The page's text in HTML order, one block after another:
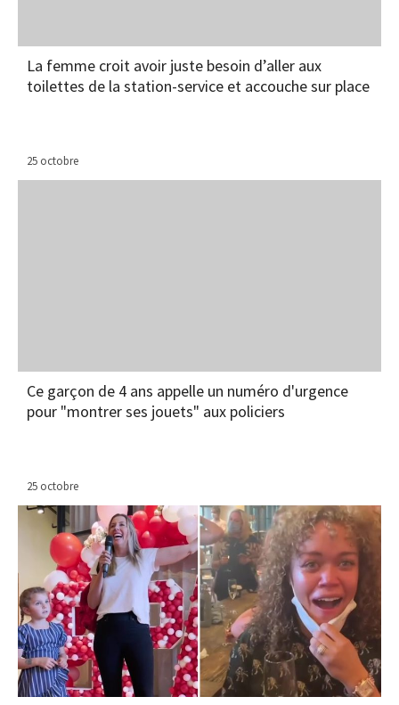
La femme croit avoir juste besoin d’aller aux
toilettes de la station-service et accouche sur place
25 octobre
Ce garçon de 4 ans appelle un numéro d'urgence
pour "montrer ses jouets" aux policiers
25 octobre